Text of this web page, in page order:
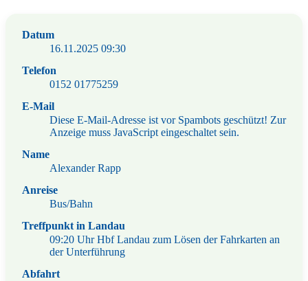
Datum
16.11.2025 09:30
Telefon
0152 01775259
E-Mail
Diese E-Mail-Adresse ist vor Spambots geschützt! Zur
Anzeige muss JavaScript eingeschaltet sein.
Name
Alexander Rapp
Anreise
Bus/Bahn
Treffpunkt in Landau
09:20 Uhr Hbf Landau zum Lösen der Fahrkarten an
der Unterführung
Abfahrt